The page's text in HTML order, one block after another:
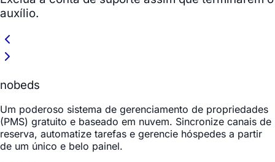
auxílio.
nobeds
Um poderoso sistema de gerenciamento de propriedades
(PMS) gratuito e baseado em nuvem. Sincronize canais de
reserva, automatize tarefas e gerencie hóspedes a partir
de um único e belo painel.